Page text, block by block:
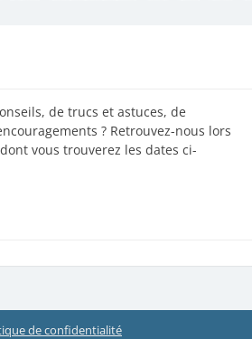
de trucs et astuces, de
? Retrouvez-nous lors
vous trouverez les dates ci-
de confidentialité